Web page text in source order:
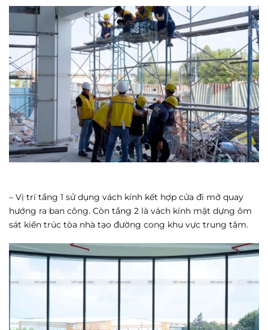
– Vị trí tầng 1 sử dụng vách kính kết hợp cửa đi mở quay
hướng ra ban công. Còn tầng 2 là vách kính mặt dựng ôm
sát kiến trúc tòa nhà tạo đường cong khu vực trung tâm.